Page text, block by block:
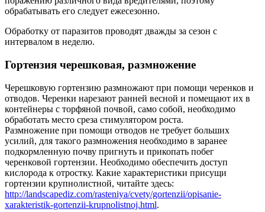
обрабатывать его следует ежесезонно.
Обработку от паразитов проводят дважды за сезон с
интервалом в неделю.
Гортензия черешковая, размножение
Черешковую гортензию размножают при помощи черенков и
отводов. Черенки нарезают ранней весной и помещают их в
контейнеры с торфяной почвой, само собой, необходимо
обработать место среза стимулятором роста.
Размножение при помощи отводов не требует больших
усилий, для такого размножения необходимо в заранее
подкормленную почву пригнуть и прикопать побег
черенковой гортензии. Необходимо обеспечить доступ
кислорода к отростку. Какие характеристики присущи
гортензии крупнолистной, читайте здесь:
http://landscapediz.com/rasteniya/cvety/gortenzii/opisanie-
xarakteristik-gortenzii-krupnolistnoj.html.